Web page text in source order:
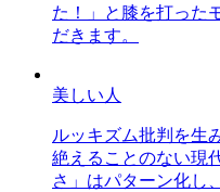
た！」と膝を打った
だきます。
美しい人
ルッキズム批判を生
絶えることのない現
さ」はパターン化し